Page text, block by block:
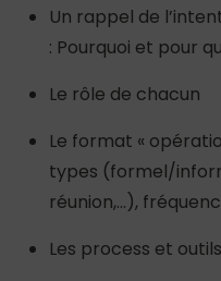
Un rappel de
: Pourquoi et pour
Le rôle de chacun
Le format «
types (formel/
réunion,…),
Les process et